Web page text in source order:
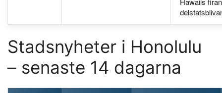
Stadsnyheter i Honolulu
– senaste 14 dagarna